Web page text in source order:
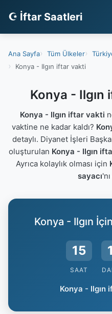
☪ İftar Saatleri
Ana Sayfa Tüm Ülkeler
Konya - Ilgın iftar vakti
Konya -
Konya - Ilgın iftar vakti
vaktine ne kadar kaldı?
detaylı. Diyanet İşleri
oluşturulan Konya - Ilgın
Ayrıca kolaylık olması için
sayacı
Konya - Ilgın
15
SAAT
Konya - Ilgın